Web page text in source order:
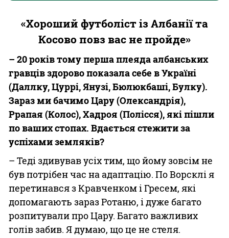
«Хороший футболіст із Албанії та
Косово повз вас не пройде»
– 20 років тому перша плеяда албанських
гравців здорово показала себе в Україні
(Даллку, Цуррі, Янузі, Бюлюкбаші, Булку).
Зараз ми бачимо Цару (Олександрія),
Ррапая (Колос), Хадроя (Полісся), які пішли
по ваших стопах. Вдається стежити за
успіхами земляків?
– Теді здивував усіх тим, що йому зовсім не
був потрібен час на адаптацію. По Ворсклі я
перетинався з Кравченком і Гресем, які
допомагають зараз Ротаню, і дуже багато
розпитували про Цару. Багато важливих
голів забив. Я думаю, що це не стеля.